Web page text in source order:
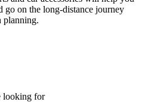
go on the long-distance journey
planning.
looking for